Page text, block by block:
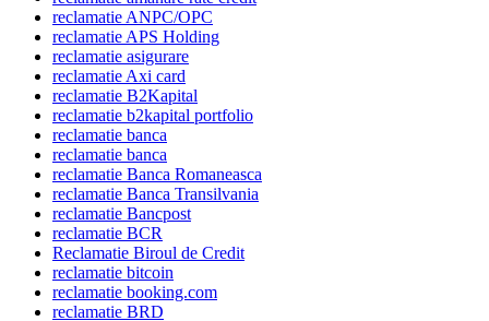
reclamatie ANPC/OPC
reclamatie APS Holding
reclamatie asigurare
reclamatie Axi card
reclamatie B2Kapital
reclamatie b2kapital portfolio
reclamatie banca
reclamatie banca
reclamatie Banca Romaneasca
reclamatie Banca Transilvania
reclamatie Bancpost
reclamatie BCR
Reclamatie Biroul de Credit
reclamatie bitcoin
reclamatie booking.com
reclamatie BRD